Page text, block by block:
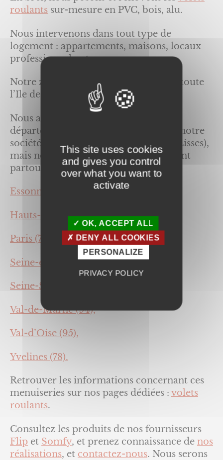
roulants sur-mesure en PVC, bois, alu.
Nous intervenons dans tout type de
logement : appartements, maisons, locaux
professionnels, etc…
Notre zone géographique s’étend sur toute
l’Ile de France.
Nous agissons principalement dans le
département de l’Essonne ou se situe notre
société (6 rue de la Closerie – 91090 Lisses),
mais notre équipe se déplace également
partout en Ile de France :
Essonne (91),
Hauts-de-Seine (92)
Paris (75),
Seine-et-Marne (77),
Seine-Saint-Denis (93),
Val-de-Marne (94),
Val-d’Oise (95),
Yvelines (78).
Retrouver les informations concernant ces
menuiseries sur nos pages dédiées : volets
roulants.
Consultez les produits de nos fournisseurs
Flip et Somfy, et prenez connaissance de nos
réalisations, et contactez-nous. Nous serons
This site uses cookies
and gives you control
over what you want to
activate
OK, ACCEPT ALL
DENY ALL COOKIES
PERSONALIZE
PRIVACY POLICY